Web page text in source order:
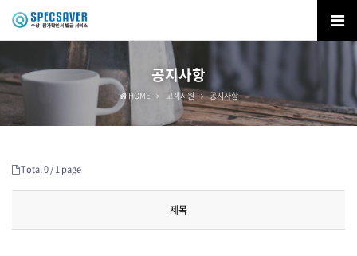
공지사항
HOME 고객지원 공지사항
Total 0 /1 page
제목